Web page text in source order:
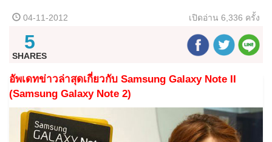
04-11-2012 เปิดอ่าน 6,336 ครั้ง
5
SHARES
อัพเดทข่าวล่าสุดเกี่ยวกับ Samsung Galaxy Note II
(Samsung Galaxy Note 2)